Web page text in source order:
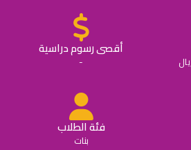
أقصى رسوم دراسية
-
فئة الطلاب
بنات